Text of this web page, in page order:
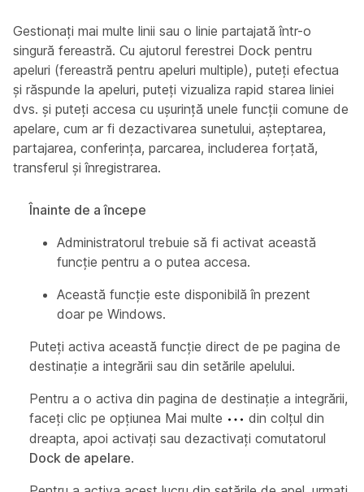
Gestionați mai multe linii sau o linie partajată într-o
singură fereastră. Cu ajutorul ferestrei Dock pentru
apeluri (fereastră pentru apeluri multiple), puteți efectua
și răspunde la apeluri, puteți vizualiza rapid starea liniei
dvs. și puteți accesa cu ușurință unele funcții comune de
apelare, cum ar fi dezactivarea sunetului, așteptarea,
partajarea, conferința, parcarea, includerea forțată,
transferul și înregistrarea.
Înainte de a începe
Administratorul trebuie să fi activat această
funcție pentru a o putea accesa.
Această funcție este disponibilă în prezent
doar pe Windows.
Puteți activa această funcție direct de pe pagina de
destinație a integrării sau din setările apelului.
Pentru a o activa din pagina de destinație a integrării,
faceți clic pe opțiunea Mai multe
din colțul din
dreapta, apoi activați sau dezactivați comutatorul
Dock de apelare.